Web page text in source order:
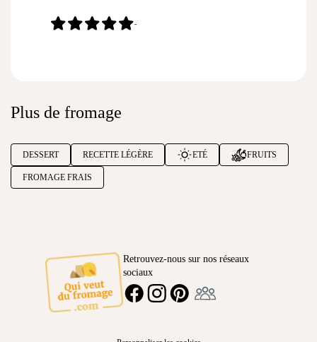
-
Plus de fromage
DESSERT RECETTE LÉGÈRE ETÉ FRUITS
FROMAGE FRAIS
Retrouvez-nous sur nos réseaux
sociaux
FACEBOOKINSTAGRAMPINTEREST